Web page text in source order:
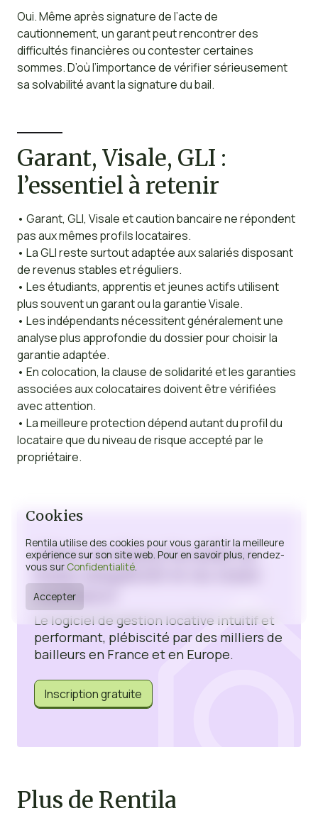
Cookies
Rentila utilise des cookies pour vous garantir la meilleure
expérience sur son site web. Pour en savoir plus, rendez-
vous sur Confidentialité.
Accepter
Oui. Même après signature de l’acte de
cautionnement, un garant peut rencontrer des
difficultés financières ou contester certaines
sommes. D’où l’importance de vérifier sérieusement
sa solvabilité avant la signature du bail.
Garant, Visale, GLI :
l’essentiel à retenir
• Garant, GLI, Visale et caution bancaire ne répondent
pas aux mêmes profils locataires.
• La GLI reste surtout adaptée aux salariés disposant
de revenus stables et réguliers.
• Les étudiants, apprentis et jeunes actifs utilisent
plus souvent un garant ou la garantie Visale.
• Les indépendants nécessitent généralement une
analyse plus approfondie du dossier pour choisir la
garantie adaptée.
• En colocation, la clause de solidarité et les garanties
associées aux colocataires doivent être vérifiées
avec attention.
• La meilleure protection dépend autant du profil du
locataire que du niveau de risque accepté par le
propriétaire.
Gérez vos biens locatifs en
toute simplicité et en toute
confiance
Le logiciel de gestion locative intuitif et
performant, plébiscité par des milliers de
bailleurs en France et en Europe.
Inscription gratuite
Plus de Rentila